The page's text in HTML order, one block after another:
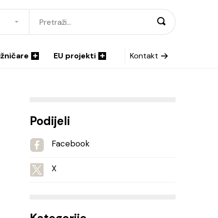
EU projekti Kontakt
Podijeli
Facebook
X